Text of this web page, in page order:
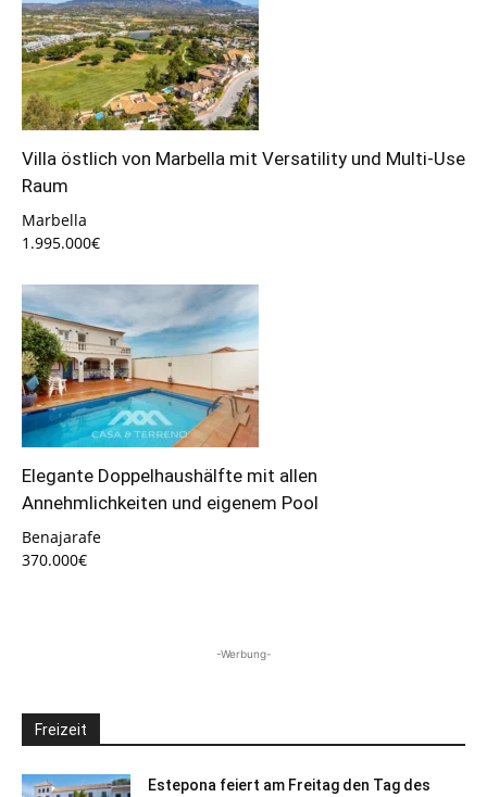
Villa östlich von Marbella mit Versatility und Multi-Use
Raum
Marbella
1.995.000€
Elegante Doppelhaushälfte mit allen
Annehmlichkeiten und eigenem Pool
Benajarafe
370.000€
-Werbung-
Freizeit
Estepona feiert am Freitag den Tag des